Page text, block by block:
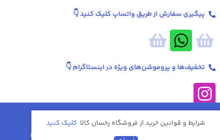
پست می شود. پس از ارسال پیامک کدرهگیری دریافت
خواهید کرد. به جهت پیگیری سفارشات قبل از خرید حتما
پیگیری سفارش از طریق واتساپ کلیک کنید👇
تخفیف‌ها و پروموشن‌های ویژه در اینستاگرام 👇
شرایط و قوانین خرید از فروشگاه رخسان کالا کلیک کنید
9,091,000
تومان